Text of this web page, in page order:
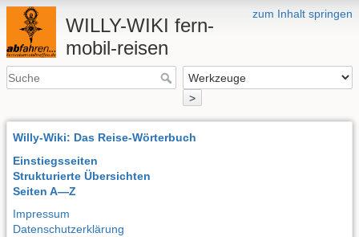
zum Inhalt springen
WILLY-WIKI fern-
mobil-reisen
>
Willy-Wiki: Das Reise-Wörterbuch
Einstiegsseiten
Strukturierte Übersichten
Seiten A—Z
Impressum
Datenschutzerklärung